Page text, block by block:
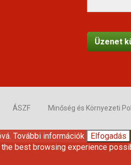
ÁSZF Minőség és Környezeti
További információk
Elfogadás
best browsing experience